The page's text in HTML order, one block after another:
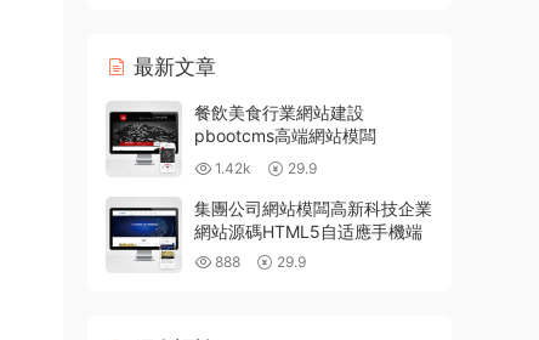
最新文章
餐飲美食行業網站建設
pbootcms高端網站模闆
1.42k 29.9
集團公司網站模闆高新科技企業
網站源碼HTML5自适應手機端
888 29.9